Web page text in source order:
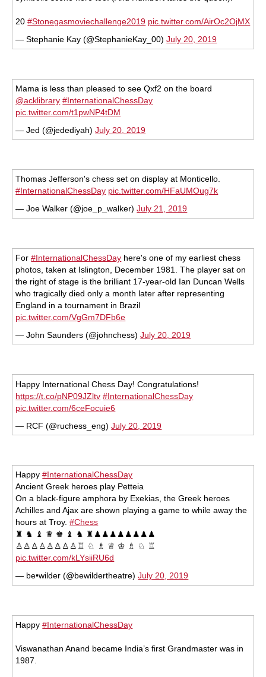
20#Stonegasmoviechallenge2019 pic.twitter.com/AirOc2OjMX
— Stephanie Kay (@StephanieKay_00)July 20, 2019
Mama is less than pleased to see Qxf2 on the board
@acklibrary #InternationalChessDay
pic.twitter.com/t1pwNP4tDM
— Jed (@jedediyah)July 20, 2019
Thomas Jefferson's chess set on display at Monticello.
#InternationalChessDay pic.twitter.com/HFaUMOug7k
— Joe Walker (@joe_p_walker)July 21, 2019
For#InternationalChessDay here's one of my earliest chess
photos, taken at Islington, December 1981. The player sat on
the right of stage is the brilliant 17-year-old Ian Duncan Wells
who tragically died only a month later after representing
England in a tournament in Brazil
pic.twitter.com/VgGm7DFb6e
— John Saunders (@johnchess)July 20, 2019
Happy International Chess Day! Congratulations!
https://t.co/pNP09JZltv #InternationalChessDay
pic.twitter.com/6ceFocuie6
— RCF (@ruchess_eng)July 20, 2019
Happy#InternationalChessDay
Ancient Greek heroes play Petteia
On a black-figure amphora by Exekias, the Greek heroes
Achilles and Ajax are shown playing a game to while away the
hours at Troy.#Chess
♜ ♞ ♝ ♛ ♚ ♝ ♞ ♜♟♟♟♟♟♟♟♟
♙♙♙♙♙♙♙♙♖ ♘ ♗ ♕ ♔ ♗ ♘ ♖
pic.twitter.com/kLYsiiRU6d
— be•wilder (@bewildertheatre)July 20, 2019
Happy#InternationalChessDay
Viswanathan Anand became India’s first Grandmaster was in
1987.